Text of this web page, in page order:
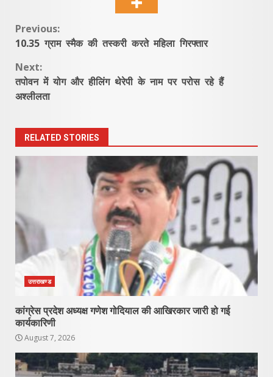
Continue
Reading
Previous:
10.35 ग्राम स्मैक की तस्करी करते महिला गिरफ्तार
Next:
तपोवन में योग और हीलिंग थेरेपी के नाम पर परोस रहे हैं
अश्लीलता
RELATED STORIES
उत्तराखण्ड
कांग्रेस प्रदेश अध्यक्ष गणेश गोदियाल की आखिरकार जारी हो गई
कार्यकारिणी
August 7, 2026